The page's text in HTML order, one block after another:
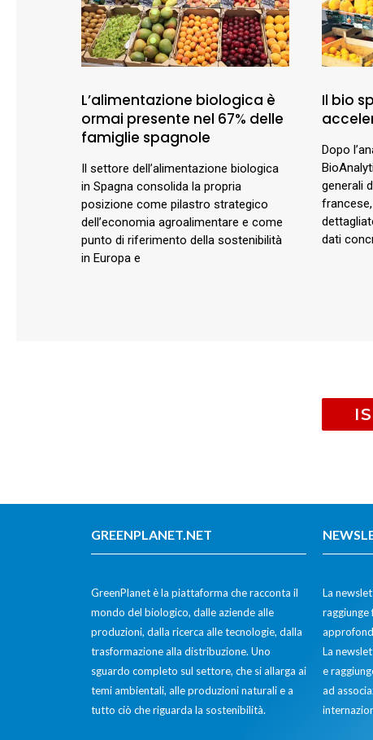
L’alimentazione biologica è
ormai presente nel 67% delle
famiglie spagnole
Il settore dell’alimentazione biologica
in Spagna consolida la propria
posizione come pilastro strategico
dell’economia agroalimentare e come
punto di riferimento della sostenibilità
in Europa e
Il bio
Dopo
generali
dati
GREENPLANET.NET
GreenPlanet è la piattaforma che racconta il
mondo del biologico, dalle aziende alle
produzioni, dalla ricerca alle tecnologie, dalla
trasformazione alla distribuzione. Uno
sguardo completo sul settore, che si allarga ai
temi ambientali, alle produzioni naturali e a
tutto ciò che riguarda la sostenibilità.
La
raggiunge
La
e
ad